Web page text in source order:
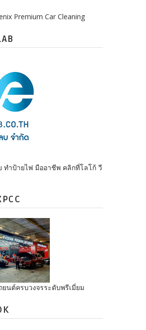
Premium Car Cleaning
ทำป้ายไฟ มืออาชีพ คลิกที่โลโก้ วี
นต์ครบวงจรระดับพรีเมี่ยม